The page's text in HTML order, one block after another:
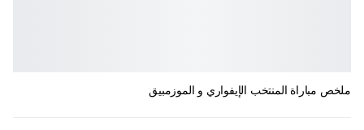
ملخص مباراة المنتخب الإيفواري و الموزمبيق